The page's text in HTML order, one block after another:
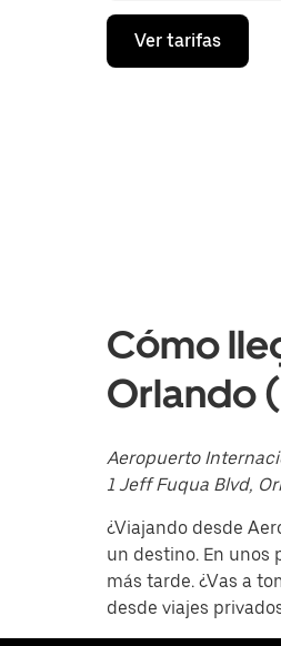
Presiona
flecha
la
tecla Esc
cerrar
el
Ver tarifas
Cómo
Orlando
Aeropuerto
1 Jeff Fuqua Blvd,
¿Viajando desde
un destino. En unos
más tarde. ¿Vas a
desde viajes